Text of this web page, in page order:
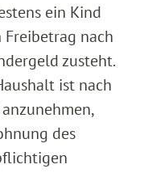
ein Kind
nach
zusteht.
ist nach
des